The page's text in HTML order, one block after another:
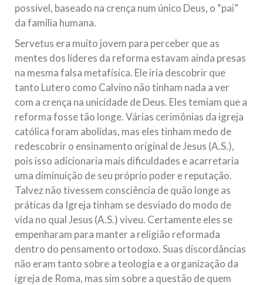
possível, baseado na crença num único Deus, o “pai”
da família humana.
Servetus era muito jovem para perceber que as
mentes dos líderes da reforma estavam ainda presas
na mesma falsa metafísica. Ele iria descobrir que
tanto Lutero como Calvino não tinham nada a ver
com a crença na unicidade de Deus. Eles temiam que a
reforma fosse tão longe. Várias cerimônias da igreja
católica foram abolidas, mas eles tinham medo de
redescobrir o ensinamento original de Jesus (A.S.),
pois isso adicionaria mais dificuldades e acarretaria
uma diminuição de seu próprio poder e reputação.
Talvez não tivessem consciência de quão longe as
práticas da Igreja tinham se desviado do modo de
vida no qual Jesus (A.S.) viveu. Certamente eles se
empenharam para manter a religião reformada
dentro do pensamento ortodoxo. Suas discordâncias
não eram tanto sobre a teologia e a organização da
igreja de Roma, mas sim sobre a questão de quem